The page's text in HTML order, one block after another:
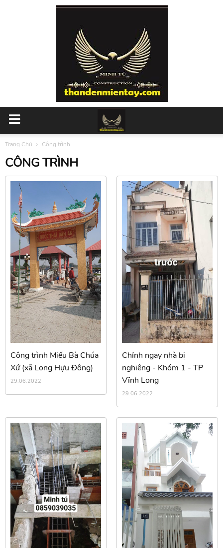
Trang Chủ Công trình
CÔNG TRÌNH
Công trình Miếu Bà Chúa
Xứ (xã Long Hựu Đông)
29.06.2022
Chỉnh ngay nhà bị
nghiêng - Khóm 1 - TP
Vĩnh Long
29.06.2022